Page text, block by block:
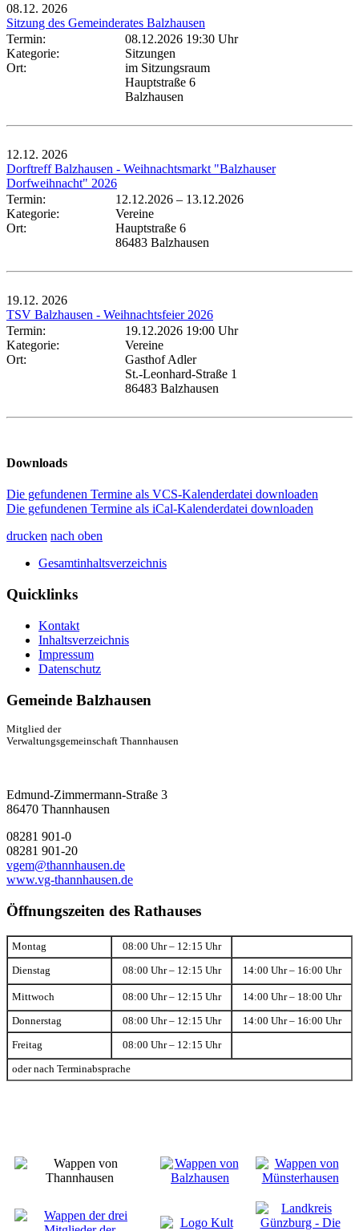
08.12. 2026
Sitzung des Gemeinderates Balzhausen
Termin:
08.12.2026 19:30 Uhr
Kategorie:
Sitzungen
Ort:
im Sitzungsraum
Hauptstraße 6
Balzhausen
12.12. 2026
Dorftreff Balzhausen - Weihnachtsmarkt "Balzhauser
Dorfweihnacht" 2026
Termin:
12.12.2026 – 13.12.2026
Kategorie:
Vereine
Ort:
Hauptstraße 6
86483 Balzhausen
19.12. 2026
TSV Balzhausen - Weihnachtsfeier 2026
Termin:
19.12.2026 19:00 Uhr
Kategorie:
Vereine
Ort:
Gasthof Adler
St.-Leonhard-Straße 1
86483 Balzhausen
Downloads
Die gefundenen Termine als VCS-Kalenderdatei downloaden
Die gefundenen Termine als iCal-Kalenderdatei downloaden
drucken nach oben
Gesamtinhaltsverzeichnis
Quicklinks
Kontakt
Inhaltsverzeichnis
Impressum
Datenschutz
Gemeinde Balzhausen
Mitglied der
Verwaltungsgemeinschaft Thannhausen
Edmund-Zimmermann-Straße 3
86470 Thannhausen
08281 901-0
08281 901-20
vgem@thannhausen.de
www.vg-thannhausen.de
Öffnungszeiten des Rathauses
Montag 08:00 Uhr – 12:15 Uhr
Dienstag 08:00 Uhr – 12:15 Uhr 14:00 Uhr – 16:00 Uhr
Mittwoch 08:00 Uhr – 12:15 Uhr 14:00 Uhr – 18:00 Uhr
Donnerstag 08:00 Uhr – 12:15 Uhr 14:00 Uhr – 16:00 Uhr
Freitag 08:00 Uhr – 12:15 Uhr
oder nach Terminabsprache